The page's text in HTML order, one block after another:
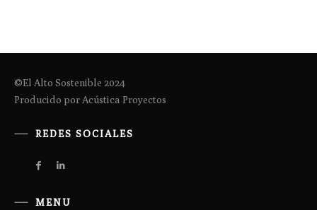
©El Alto Sostenible 2024
Producido por Acústica Proyectos
REDES SOCIALES
MENU